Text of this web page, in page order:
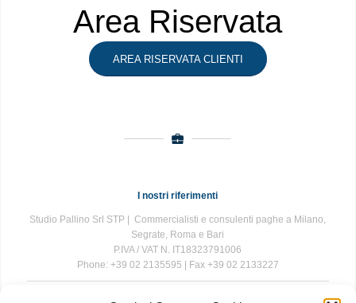
Area Riservata
AREA RISERVATA CLIENTI
I nostri riferimenti
Studio Pallino Srl STP | Commercialisti e consulenti paghe a Milano,
Segrate, Roma e Bari
P.IVA / VAT N. IT18323791006
Phone: +39 02 2135595 | Fax +39 02 2133227